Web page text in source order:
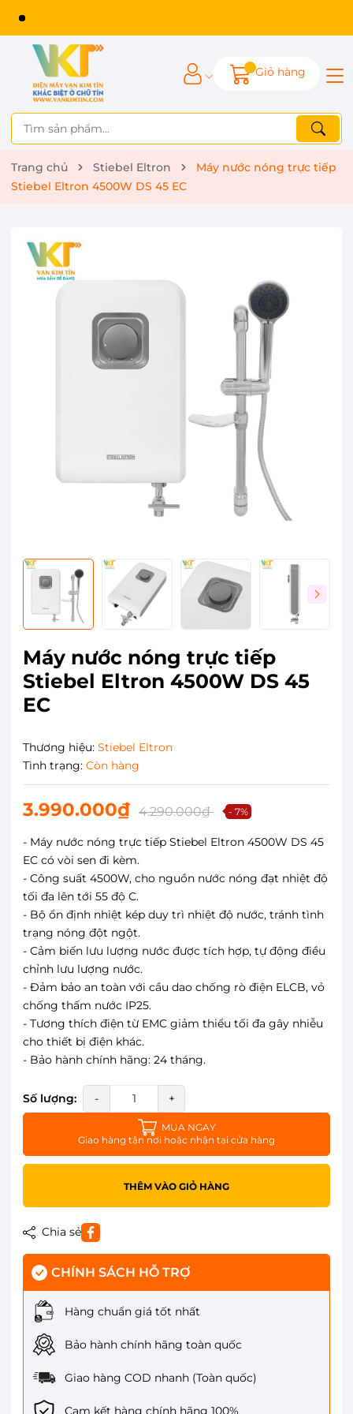
Giỏ hàng
Trang chủ Stiebel Eltron
Máy nước nóng trực tiếp
Stiebel Eltron 4500W DS 45 EC
Máy nước nóng trực tiếp
Stiebel Eltron 4500W DS 45
EC
Thương hiệu: Stiebel Eltron
Tình trạng: Còn hàng
3.990.000₫ 4.290.000₫ - 7%
- Máy nước nóng trực tiếp Stiebel Eltron 4500W DS 45
EC có vòi sen đi kèm.
- Công suất 4500W, cho nguồn nước nóng đạt nhiệt độ
tối đa lên tới 55 độ C.
- Bộ ổn định nhiệt kép duy trì nhiệt độ nước, tránh tình
trạng nóng đột ngột.
- Cảm biến lưu lượng nước được tích hợp, tự động điều
chỉnh lưu lượng nước.
- Đảm bảo an toàn với cầu dao chống rò điện ELCB, vỏ
chống thấm nước IP25.
- Tương thích điện từ EMC giảm thiểu tối đa gây nhiễu
cho thiết bị điện khác.
- Bảo hành chính hãng: 24 tháng.
Số lượng: - +
MUA NGAY
Giao hàng tận nơi hoặc nhận tại cửa hàng
THÊM VÀO GIỎ HÀNG
Chia sẻ
CHÍNH SÁCH HỖ TRỢ
Hàng chuẩn giá tốt nhất
Bảo hành chính hãng toàn quốc
Giao hàng COD nhanh (Toàn quốc)
Cam kết hàng chính hãng 100%